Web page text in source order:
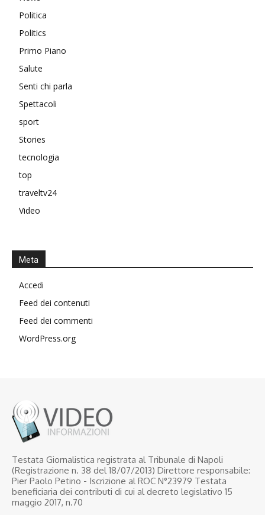
Politica
Politics
Primo Piano
Salute
Senti chi parla
Spettacoli
sport
Stories
tecnologia
top
traveltv24
Video
Meta
Accedi
Feed dei contenuti
Feed dei commenti
WordPress.org
Testata Giornalistica registrata al Tribunale di Napoli
(Registrazione n. 38 del 18/07/2013) Direttore responsabile:
Pier Paolo Petino - Iscrizione al ROC N°23979 Testata
beneficiaria dei contributi di cui al decreto legislativo 15
maggio 2017, n.70